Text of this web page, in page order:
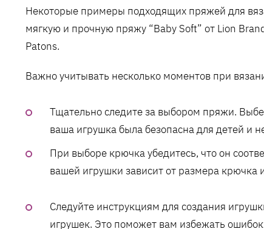
Некоторые примеры подходящих пряжей для
мягкую и прочную пряжу “Baby Soft” от Lion
Patons.
Важно учитывать несколько моментов при
Тщательно следите за выбором пряжи.
ваша игрушка была безопасна для детей и
При выборе крючка убедитесь, что он
вашей игрушки зависит от размера крючка
Следуйте инструкциям для создания
игрушек. Это поможет вам избежать